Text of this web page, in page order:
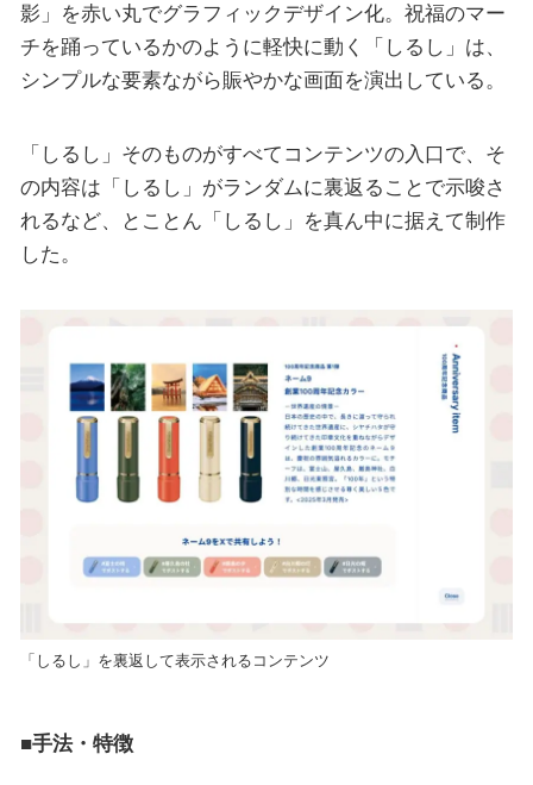
影」を赤い丸でグラフィックデザイン化。祝福のマー
チを踊っているかのように軽快に動く「しるし」は、
シンプルな要素ながら賑やかな画面を演出している。
「しるし」そのものがすべてコンテンツの入口で、そ
の内容は「しるし」がランダムに裏返ることで示唆さ
れるなど、とことん「しるし」を真ん中に据えて制作
した。
「しるし」を裏返して表示されるコンテンツ
■手法・特徴